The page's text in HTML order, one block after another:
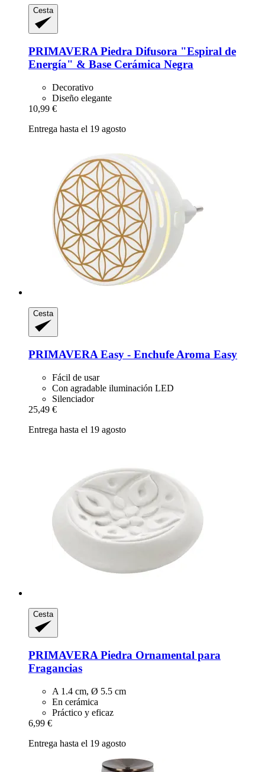
Cesta
PRIMAVERA Piedra Difusora "Espiral de
Energía" & Base Cerámica Negra
Decorativo
Diseño elegante
10,99 €
Entrega hasta el 19 agosto
Cesta
PRIMAVERA Easy -​ Enchufe Aroma Easy
Fácil de usar
Con agradable iluminación LED
Silenciador
25,49 €
Entrega hasta el 19 agosto
Cesta
PRIMAVERA Piedra Ornamental para
Fragancias
A 1.4 cm, Ø 5.5 cm
En cerámica
Práctico y eficaz
6,99 €
Entrega hasta el 19 agosto